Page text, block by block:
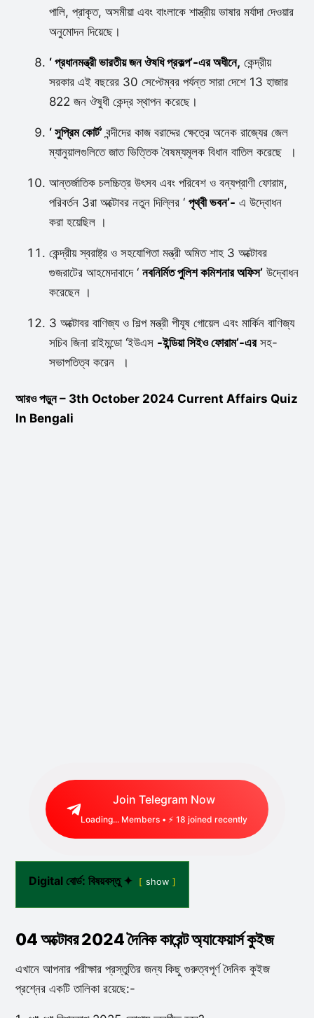
পালি, প্রাকৃত, অসমীয়া এবং বাংলাকে শাস্ত্রীয় ভাষার মর্যাদা দেওয়ার
অনুমোদন দিয়েছে।
‘ প্রধানমন্ত্রী ভারতীয় জন ঔষধি প্রকল্প’-এর অধীনে, কেন্দ্রীয়
সরকার এই বছরের 30 সেপ্টেম্বর পর্যন্ত সারা দেশে 13 হাজার
822 জন ঔষুধী কেন্দ্র স্থাপন করেছে।
‘ সুপ্রিম কোর্ট’বন্দীদের কাজ বরাদ্দের ক্ষেত্রে অনেক রাজ্যের জেল
ম্যানুয়ালগুলিতে জাত ভিত্তিক বৈষম্যমূলক বিধান বাতিল করেছে ।
আন্তর্জাতিক চলচ্চিত্র উৎসব এবং পরিবেশ ও বন্যপ্রাণী ফোরাম,
পরিবর্তন 3রা অক্টোবর নতুন দিল্লির ‘ পৃথ্বী ভবন’- এ উদ্বোধন
করা হয়েছিল ।
কেন্দ্রীয় স্বরাষ্ট্র ও সহযোগিতা মন্ত্রী অমিত শাহ 3 অক্টোবর
গুজরাটের আহমেদাবাদে ‘ নবনির্মিত পুলিশ কমিশনার অফিস’উদ্বোধন
করেছেন ।
3 অক্টোবর বাণিজ্য ও শিল্প মন্ত্রী পীযূষ গোয়েল এবং মার্কিন বাণিজ্য
সচিব জিনা রাইমন্ডো ‘ইউএস -ইন্ডিয়া সিইও ফোরাম’-এরসহ-
সভাপতিত্ব করেন ।
আরও পড়ুন – 3th October 2024 Current Affairs Quiz
In Bengali
Join Telegram Now
Loading... Members • ⚡ 18 joined recently
Digital বোর্ড: বিষয়বস্তু ✦ show
04 অক্টোবর 2024 দৈনিক কারেন্ট অ্যাফেয়ার্স কুইজ
এখানে আপনার পরীক্ষার প্রস্তুতির জন্য কিছু গুরুত্বপূর্ণ দৈনিক কুইজ
প্রশ্নের একটি তালিকা রয়েছে:-